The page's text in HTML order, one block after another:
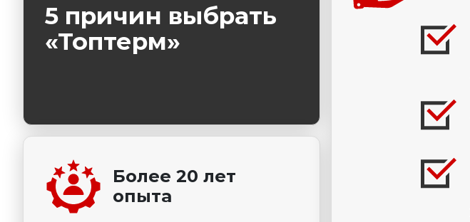
5 причин выбрать
«Топтерм»
Более 20 лет
опыта